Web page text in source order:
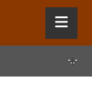
+